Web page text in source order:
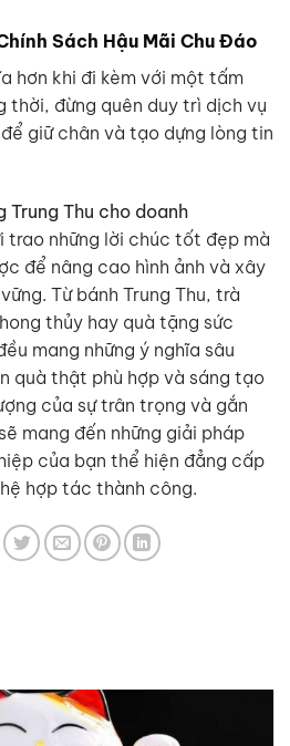
Sách Hậu Mãi Chu Đáo
hơn khi đi kèm với một tấm
thời, đừng quên duy trì dịch vụ
giữ chân và tạo dựng lòng tin
Trung Thu cho doanh
trao những lời chúc tốt đẹp mà
để nâng cao hình ảnh và xây
Từ bánh Trung Thu, trà
thủy hay quà tặng sức
mang những ý nghĩa sâu
quà thật phù hợp và sáng tạo
của sự trân trọng và gắn
mang đến những giải pháp
của bạn thể hiện đẳng cấp
hợp tác thành công.